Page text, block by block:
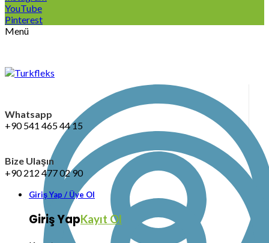
YouTube
Pinterest
Menü
Whatsapp
+90 541 465 44 15
Bize Ulaşın
+90 212 477 02 90
Giriş Yap / Üye Ol
Giriş YapKayıt Ol